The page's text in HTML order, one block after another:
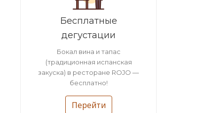
Бесплатные
дегустации
Бокал вина и тапас
(традиционная испанская
закуска) в ресторане ROJO —
бесплатно!
Перейти